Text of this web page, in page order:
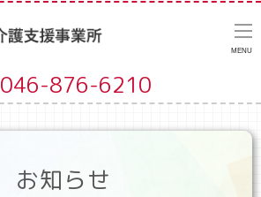
046-876-6210
MENU
お知らせ